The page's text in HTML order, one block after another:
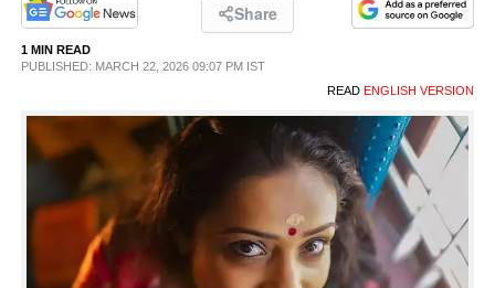
LIFESTYLE
Share
1 MIN READ
PUBLISHED: MARCH 22, 2026 09:07 PM IST
READ ENGLISH VERSION